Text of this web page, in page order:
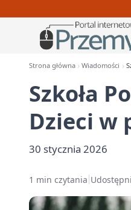
Strona główna Wiadomości
Szkoła
Dzieci w
30 stycznia 2026
1 min czytania